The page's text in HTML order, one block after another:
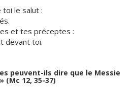
toi le salut :
et tes préceptes :
devant toi.
peuvent-ils dire que le Messie
(Mc 12, 35-37)